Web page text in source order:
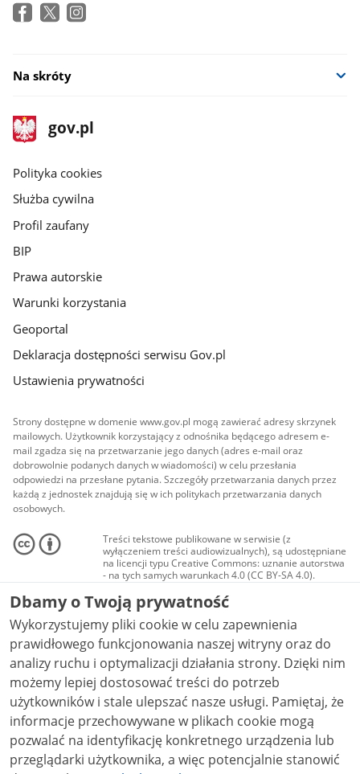
Na skróty
stopka
gov.pl
Strona
gov.pl
gov.pl
Polityka cookies
Służba cywilna
Profil zaufany
BIP
Prawa autorskie
Warunki korzystania
Geoportal
Deklaracja dostępności serwisu Gov.pl
Ustawienia prywatności
Strony dostępne w domenie www.gov.pl mogą zawierać adresy skrzynek
mailowych. Użytkownik korzystający z odnośnika będącego adresem e-
mail zgadza się na przetwarzanie jego danych (adres e-mail oraz
dobrowolnie podanych danych w wiadomości) w celu przesłania
odpowiedzi na przesłane pytania. Szczegóły przetwarzania danych przez
każdą z jednostek znajdują się w ich politykach przetwarzania danych
osobowych.
Treści tekstowe publikowane w serwisie (z
wyłączeniem treści audiowizualnych), są udostępniane
na licencji typu Creative Commons: uznanie autorstwa
- na tych samych warunkach 4.0 (CC BY-SA 4.0).
Materiały audiowizualne, w tym zdjęcia, materiały
audio i wideo, są udostępniane na licencji typu
Creative Commons: uznanie autorstwa użycie
niekomercyjne - bez utworów zależnych 4.0 (CC BY-
NC-ND 4.0), o ile nie jest to stwierdzone inaczej.
Dbamy o Twoją prywatność
Wykorzystujemy pliki cookie w celu zapewnienia
prawidłowego funkcjonowania naszej witryny oraz do
analizy ruchu i optymalizacji działania strony. Dzięki nim
możemy lepiej dostosować treści do potrzeb
użytkowników i stale ulepszać nasze usługi. Pamiętaj, że
informacje przechowywane w plikach cookie mogą
pozwalać na identyfikację konkretnego urządzenia lub
przeglądarki użytkownika, a więc potencjalnie stanowić